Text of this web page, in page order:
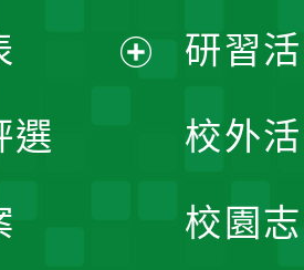
選
研習
校外
校園